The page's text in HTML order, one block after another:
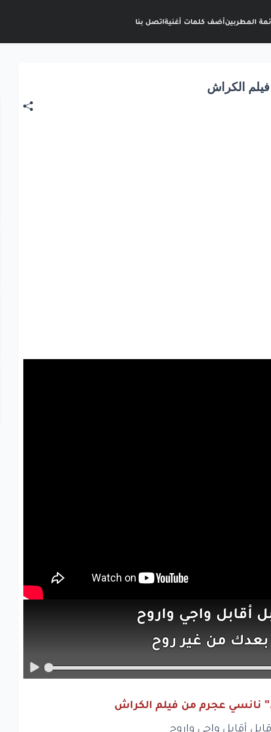
المطربينأضف كلمات أغنيةاتصل بنا
الكراش
أقابل واجي واروح
بعدكمنغير روح
واحناحناحن
وارجع
نانسي عجرم من فيلم الكراش
أقابل واجي واروح